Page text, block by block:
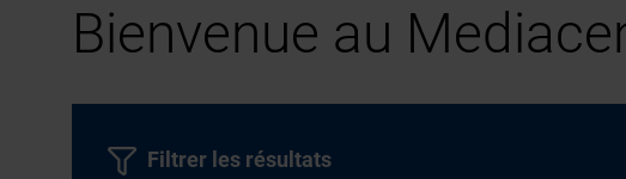
Bienvenue au
Filtrer les résultats